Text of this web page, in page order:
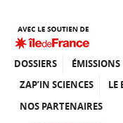
DOSSIERS ÉMISSIONS
ZAP’IN SCIENCES
LE
NOS PARTENAIRES